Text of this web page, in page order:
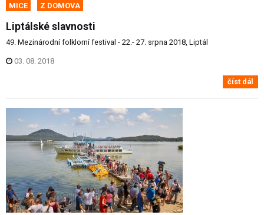
MICE Z DOMOVA
Liptálské slavnosti
49. Mezinárodní folklorní festival - 22.- 27. srpna 2018, Liptál
03. 08. 2018
číst dál